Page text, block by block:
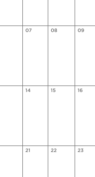
07 08 09
14 15 16
21 22 23